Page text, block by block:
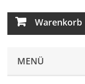
Warenkorb
MENÜ